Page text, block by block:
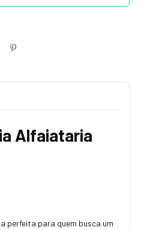
Alfaiataria
perfeita para quem busca um